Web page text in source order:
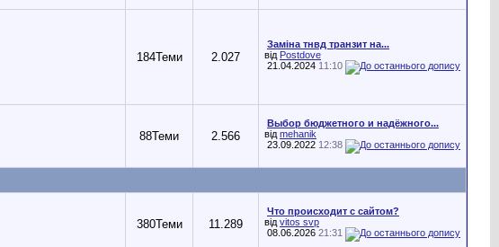
184Теми 2.027
Заміна тнвд транзит на...
від Postdove
21.04.2024 11:10
88Теми 2.566
Выбор бюджетного и надёжного...
від mehanik
23.09.2022 12:38
380Теми 11.289
Что происходит с сайтом?
від vitos svp
08.06.2026 21:31